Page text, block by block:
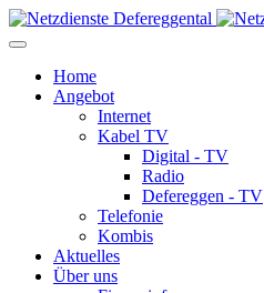
Home
Angebot
Internet
Kabel TV
Digital - TV
Radio
Defereggen - TV
Telefonie
Kombis
Aktuelles
Über uns